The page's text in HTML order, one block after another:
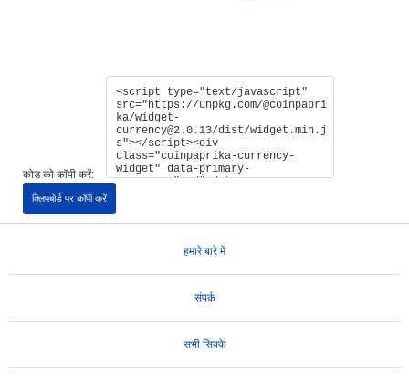
कोड को कॉपी करें:
क्लिपबोर्ड पर कॉपी करें
हमारे बारे में
संपर्क
सभी सिक्के